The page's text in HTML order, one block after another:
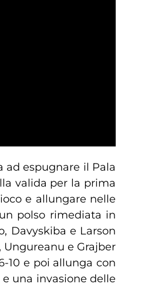
ad espugnare il Pala
valida per la prima
e allungare nelle
polso rimediata in
Davyskiba e Larson
e Grajber
10 e poi allunga con
e una invasione delle